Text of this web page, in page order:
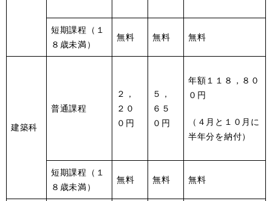
短期課程（１
８歳未満）
無料 無料 無料
建築科
普通課程
２，
２０
０円
５，
６５
０円
年額１１８，８０
０円
（４月と１０月に
半年分を納付）
短期課程（１
８歳未満）
無料 無料 無料